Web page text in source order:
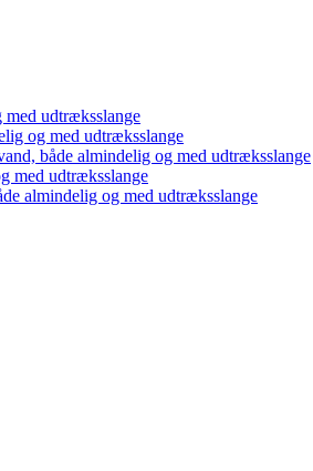
med udtræksslange
og med udtræksslange
både almindelig og med udtræksslange
med udtræksslange
almindelig og med udtræksslange